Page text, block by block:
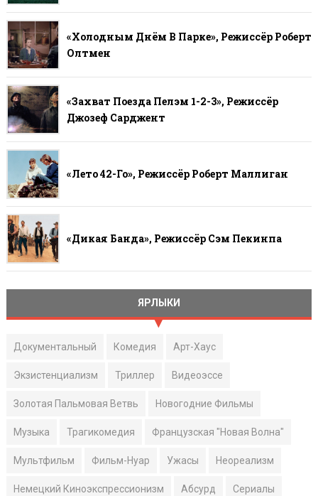
«Холодным Днём В Парке», Режиссёр Роберт
Олтмен
«Захват Поезда Пелэм 1-2-3», Режиссёр
Джозеф Сарджент
«Лето 42-Го», Режиссёр Роберт Маллиган
«Дикая Банда», Режиссёр Сэм Пекинпа
ЯРЛЫКИ
Документальный Комедия Арт-Хаус
Экзистенциализм Триллер Видеоэссе
Золотая Пальмовая Ветвь Новогодние Фильмы
Музыка Трагикомедия Французская "Новая Волна"
Мультфильм Фильм-Нуар Ужасы Неореализм
Немецкий Киноэкспрессионизм Абсурд Сериалы